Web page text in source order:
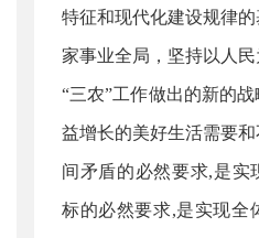
特征和现代化建设规律
家事业全局，坚持以人
“三农”工作做出的新的
益增长的美好生活需要
间矛盾的必然要求,是实
标的必然要求,是实现全